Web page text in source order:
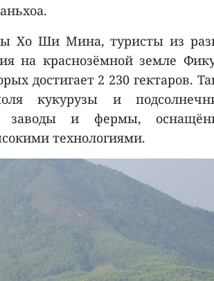
Хо Ши Мина, туристы из
на краснозёмной земле
достигает 2 230 гектаров.
кукурузы и
заводы и фермы,
технологиями.